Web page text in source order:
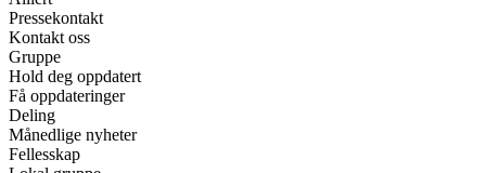
Pressekontakt
Kontakt oss
Gruppe
Hold deg oppdatert
Få oppdateringer
Deling
Månedlige nyheter
Fellesskap